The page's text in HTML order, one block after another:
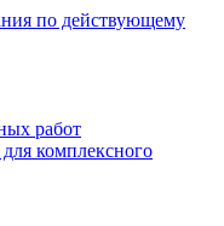
по действующему
работ
комплексного